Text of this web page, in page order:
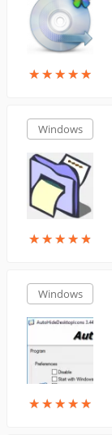
★★★★★
★★★★★
Windows
★★★★★
★★★★★
Windows
★★★★★
★★★★★